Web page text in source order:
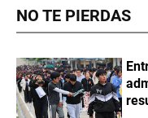
NO TE PIERDAS